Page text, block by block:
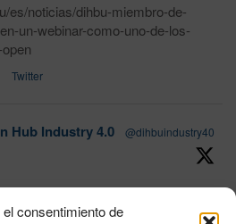
consentimiento de
es/noticias/dihbu-miembro-de-
un-webinar-como-uno-de-los-
Twitter
Hub Industry 4.0
@dihbuindustry40